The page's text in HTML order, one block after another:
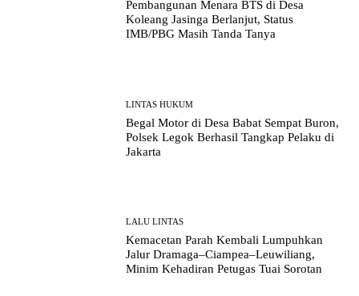
Pembangunan Menara BTS di Desa
Koleang Jasinga Berlanjut, Status
IMB/PBG Masih Tanda Tanya
LINTAS HUKUM
Begal Motor di Desa Babat Sempat Buron,
Polsek Legok Berhasil Tangkap Pelaku di
Jakarta
LALU LINTAS
Kemacetan Parah Kembali Lumpuhkan
Jalur Dramaga–Ciampea–Leuwiliang,
Minim Kehadiran Petugas Tuai Sorotan